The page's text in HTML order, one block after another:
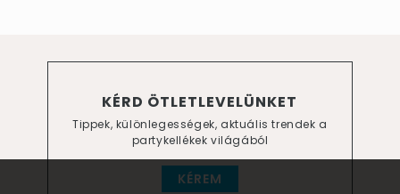
KÉRD ÖTLETLEVELÜNKET
Tippek, különlegességek, aktuális trendek a
partykellékek világából
KÉREM